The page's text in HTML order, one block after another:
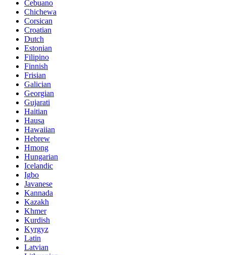
Cebuano
Chichewa
Corsican
Croatian
Dutch
Estonian
Filipino
Finnish
Frisian
Galician
Georgian
Gujarati
Haitian
Hausa
Hawaiian
Hebrew
Hmong
Hungarian
Icelandic
Igbo
Javanese
Kannada
Kazakh
Khmer
Kurdish
Kyrgyz
Latin
Latvian